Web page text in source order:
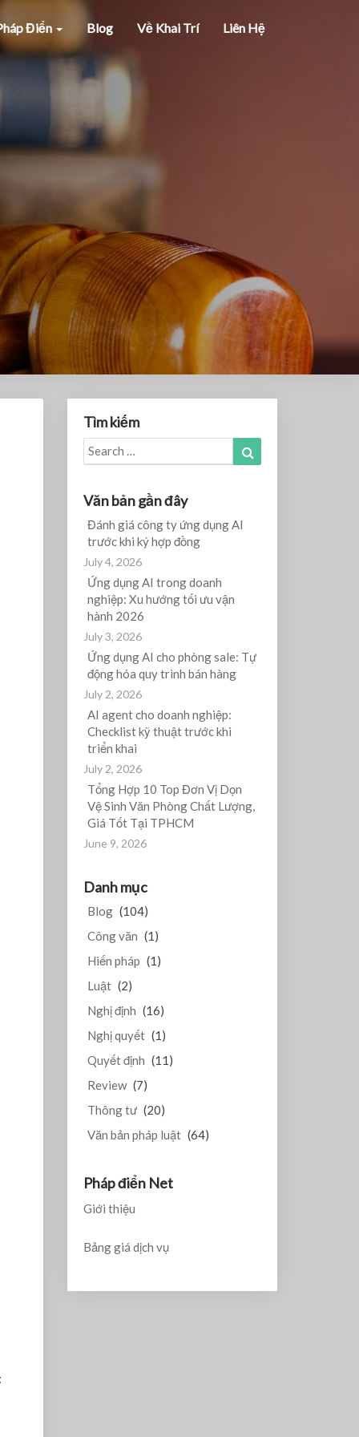
Điển Blog Về Khai Trí Liên Hệ
Tìm kiếm
Search
for:
Văn bản gần đây
Đánh giá công ty ứng dụng AI
trước khi ký hợp đồng
July 4, 2026
Ứng dụng AI trong doanh
nghiệp: Xu hướng tối ưu vận
hành 2026
July 3, 2026
Ứng dụng AI cho phòng sale: Tự
động hóa quy trình bán hàng
July 2, 2026
AI agent cho doanh nghiệp:
Checklist kỹ thuật trước khi
triển khai
July 2, 2026
Tổng Hợp 10 Top Đơn Vị Dọn
Vệ Sinh Văn Phòng Chất Lượng,
Giá Tốt Tại TPHCM
June 9, 2026
Danh mục
Blog (104)
Công văn (1)
Hiến pháp (1)
Luật (2)
Nghị định (16)
Nghị quyết (1)
Quyết định (11)
Review (7)
Thông tư (20)
Văn bản pháp luật (64)
Pháp điển Net
Giới thiệu
Bảng giá dịch vụ